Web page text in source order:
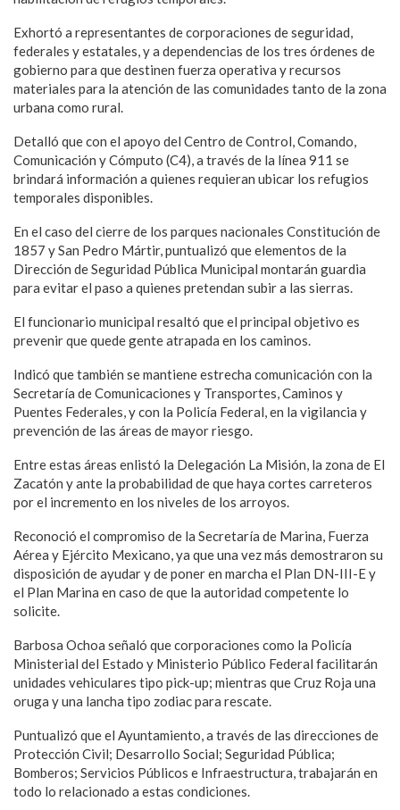
Exhortó a representantes de corporaciones de seguridad,
federales y estatales, y a dependencias de los tres órdenes de
gobierno para que destinen fuerza operativa y recursos
materiales para la atención de las comunidades tanto de la zona
urbana como rural.
Detalló que con el apoyo del Centro de Control, Comando,
Comunicación y Cómputo (C4), a través de la línea 911 se
brindará información a quienes requieran ubicar los refugios
temporales disponibles.
En el caso del cierre de los parques nacionales Constitución de
1857 y San Pedro Mártir, puntualizó que elementos de la
Dirección de Seguridad Pública Municipal montarán guardia
para evitar el paso a quienes pretendan subir a las sierras.
El funcionario municipal resaltó que el principal objetivo es
prevenir que quede gente atrapada en los caminos.
Indicó que también se mantiene estrecha comunicación con la
Secretaría de Comunicaciones y Transportes, Caminos y
Puentes Federales, y con la Policía Federal, en la vigilancia y
prevención de las áreas de mayor riesgo.
Entre estas áreas enlistó la Delegación La Misión, la zona de El
Zacatón y ante la probabilidad de que haya cortes carreteros
por el incremento en los niveles de los arroyos.
Reconoció el compromiso de la Secretaría de Marina, Fuerza
Aérea y Ejército Mexicano, ya que una vez más demostraron su
disposición de ayudar y de poner en marcha el Plan DN-III-E y
el Plan Marina en caso de que la autoridad competente lo
solicite.
Barbosa Ochoa señaló que corporaciones como la Policía
Ministerial del Estado y Ministerio Público Federal facilitarán
unidades vehiculares tipo pick-up; mientras que Cruz Roja una
oruga y una lancha tipo zodiac para rescate.
Puntualizó que el Ayuntamiento, a través de las direcciones de
Protección Civil; Desarrollo Social; Seguridad Pública;
Bomberos; Servicios Públicos e Infraestructura, trabajarán en
todo lo relacionado a estas condiciones.